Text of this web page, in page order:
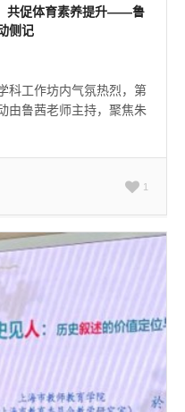
共促体育素养提升——鲁
侧记
科工作坊内气氛热烈，第
由鲁茜老师主持，聚焦朱
1